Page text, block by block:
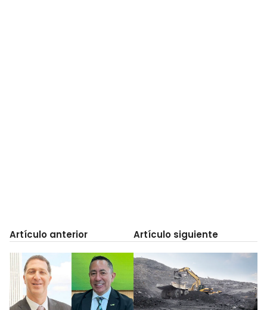
Artículo anterior Artículo siguiente